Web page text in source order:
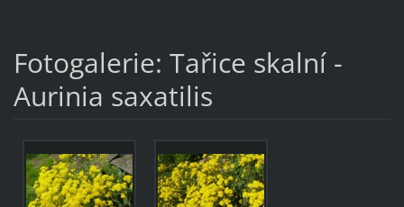
Fotogalerie: Tařice skalní -
Aurinia saxatilis